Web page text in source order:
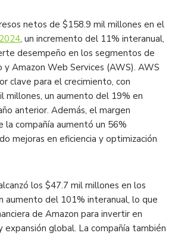
netos de $158.9 mil millones en el
, un incremento del 11% interanual,
desempeño en los segmentos de
Amazon Web Services (AWS). AWS
clave para el crecimiento, con
millones, un aumento del 19% en
anterior. Además, el margen
la compañía aumentó un 56%
mejoras en eficiencia y optimización
los $47.7 mil millones en los
aumento del 101% interanual, lo que
de Amazon para invertir en
expansión global. La compañía también